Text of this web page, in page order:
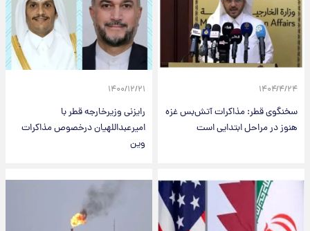
۱۴۰۴/۴/۲۴
سخنگوی قطر: مذاکرات آتش‌بس غزه
هنوز در مراحل ابتدایی است
۱۴۰۰/۱۲/۲۱
رایزنی وزیرخارجه قطر با
امیرعبداللهیان درخصوص مذاکرات
وین